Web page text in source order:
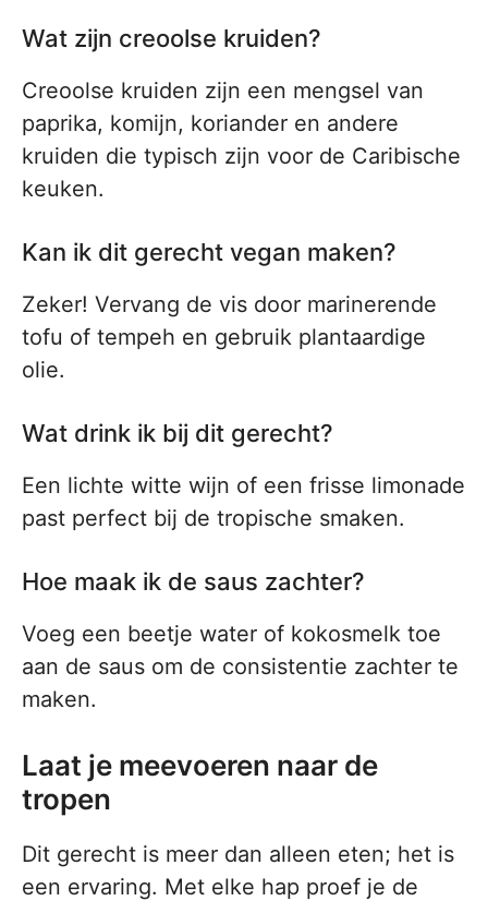
Wat zijn creoolse kruiden?
Creoolse kruiden zijn een mengsel van
paprika, komijn, koriander en andere
kruiden die typisch zijn voor de Caribische
keuken.
Kan ik dit gerecht vegan maken?
Zeker! Vervang de vis door marinerende
tofu of tempeh en gebruik plantaardige
olie.
Wat drink ik bij dit gerecht?
Een lichte witte wijn of een frisse limonade
past perfect bij de tropische smaken.
Hoe maak ik de saus zachter?
Voeg een beetje water of kokosmelk toe
aan de saus om de consistentie zachter te
maken.
Laat je meevoeren naar de
tropen
Dit gerecht is meer dan alleen eten; het is
een ervaring. Met elke hap proef je de